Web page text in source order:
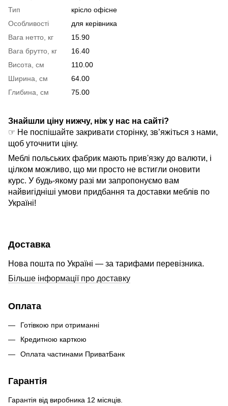
Тип
крісло офісне
Особливості
для керівника
Вага нетто, кг
15.90
Вага брутто, кг
16.40
Висота, см
110.00
Ширина, см
64.00
Глибина, см
75.00
Знайшли ціну нижчу, ніж у нас на сайті?
☞ Не поспішайте закривати сторінку, зв’яжіться з нами,
щоб уточнити ціну.
Меблі польських фабрик мають прив'язку до валюти, і
цілком можливо, що ми просто не встигли оновити
курс. У будь-якому разі ми запропонуємо вам
найвигідніші умови придбання та доставки меблів по
Україні!
Доставка
Нова пошта по Україні — за тарифами перевізника.
Більше інформації про доставку
Оплата
Готівкою при отриманні
Кредитною карткою
Оплата частинами ПриватБанк
Гарантія
Гарантія від виробника 12 місяців.